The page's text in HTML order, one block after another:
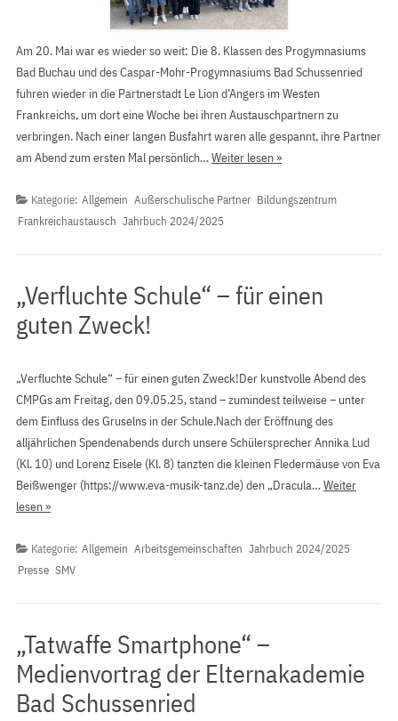
Am 20. Mai war es wieder so weit: Die 8. Klassen des Progymnasiums
Bad Buchau und des Caspar-Mohr-Progymnasiums Bad Schussenried
fuhren wieder in die Partnerstadt Le Lion d’Angers im Westen
Frankreichs, um dort eine Woche bei ihren Austauschpartnern zu
verbringen. Nach einer langen Busfahrt waren alle gespannt, ihre Partner
am Abend zum ersten Mal persönlich…Weiter lesen »
Kategorie: Allgemein Außerschulische Partner Bildungszentrum
Frankreichaustausch Jahrbuch 2024/2025
„Verfluchte Schule“ – für einen
guten Zweck!
„Verfluchte Schule“ – für einen guten Zweck!Der kunstvolle Abend des
CMPGs am Freitag, den 09.05.25, stand – zumindest teilweise – unter
dem Einfluss des Gruselns in der Schule.Nach der Eröffnung des
alljährlichen Spendenabends durch unsere Schülersprecher Annika Lud
(Kl. 10) und Lorenz Eisele (Kl. 8) tanzten die kleinen Fledermäuse von Eva
Beißwenger (https://www.eva-musik-tanz.de) den „Dracula…Weiter
lesen »
Kategorie: Allgemein Arbeitsgemeinschaften Jahrbuch 2024/2025
Presse SMV
„Tatwaffe Smartphone“ –
Medienvortrag der Elternakademie
Bad Schussenried